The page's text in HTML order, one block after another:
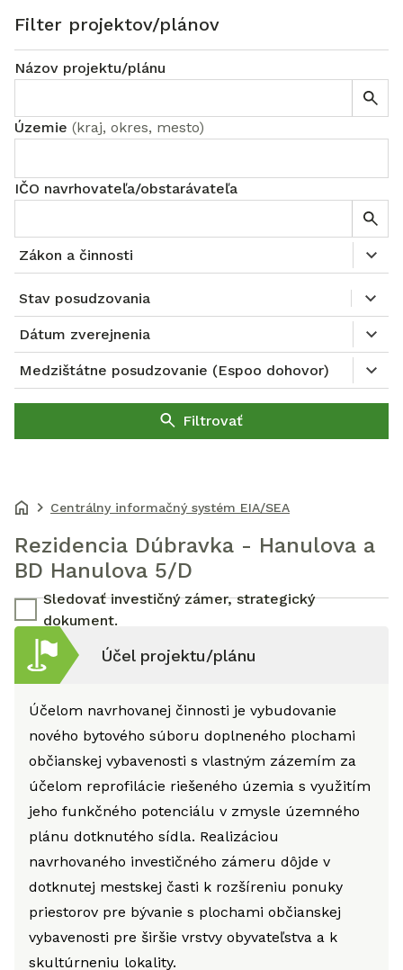
Filter projektov/plánov
Názov projektu/plánu
Územie (kraj, okres, mesto)
IČO navrhovateľa/obstarávateľa
Zákon a činnosti
Stav posudzovania
Dátum zverejnenia
Medzištátne posudzovanie (Espoo dohovor)
Filtrovať
Centrálny informačný systém EIA/SEA
Rezidencia Dúbravka - Hanulova a
BD Hanulova 5/D
Sledovať investičný zámer, strategický
dokument.
Účel projektu/plánu
Účelom navrhovanej činnosti je vybudovanie
nového bytového súboru doplneného plochami
občianskej vybavenosti s vlastným zázemím za
účelom reprofilácie riešeného územia s využitím
jeho funkčného potenciálu v zmysle územného
plánu dotknutého sídla. Realizáciou
navrhovaného investičného zámeru dôjde v
dotknutej mestskej časti k rozšíreniu ponuky
priestorov pre bývanie s plochami občianskej
vybavenosti pre širšie vrstvy obyvateľstva a k
skultúrneniu lokality.